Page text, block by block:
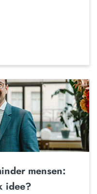
mensen:
idee?